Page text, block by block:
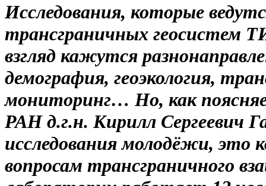
Исследования, которые
трансграничных геосистем
взгляд кажутся
демография, геоэкология,
мониторинг… Но, как
РАН д.г.н. Кирилл Сергеевич
исследования молодёжи, это
вопросам трансграничного